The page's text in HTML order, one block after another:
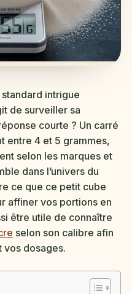
intrigue
de surveiller sa
courte ? Un carré
entre 4 et 5 grammes,
selon les marques et
dans l’univers du
ce que ce petit cube
affiner vos portions en
être utile de connaître
selon son calibre afin
vos dosages.